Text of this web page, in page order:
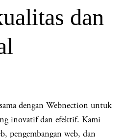
dan
dengan Webnection untuk
inovatif dan efektif. Kami
pengembangan web, dan